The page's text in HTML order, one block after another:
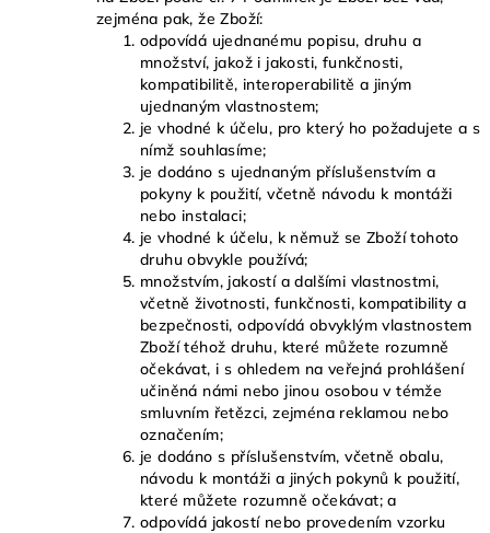
zejména pak, že Zboží:
odpovídá ujednanému popisu, druhu a
množství, jakož i jakosti, funkčnosti,
kompatibilitě, interoperabilitě a jiným
ujednaným vlastnostem;
je vhodné k účelu, pro který ho požadujete a s
nímž souhlasíme;
je dodáno s ujednaným příslušenstvím a
pokyny k použití, včetně návodu k montáži
nebo instalaci;
je vhodné k účelu, k němuž se Zboží tohoto
druhu obvykle používá;
množstvím, jakostí a dalšími vlastnostmi,
včetně životnosti, funkčnosti, kompatibility a
bezpečnosti, odpovídá obvyklým vlastnostem
Zboží téhož druhu, které můžete rozumně
očekávat, i s ohledem na veřejná prohlášení
učiněná námi nebo jinou osobou v témže
smluvním řetězci, zejména reklamou nebo
označením;
je dodáno s příslušenstvím, včetně obalu,
návodu k montáži a jiných pokynů k použití,
které můžete rozumně očekávat; a
odpovídá jakostí nebo provedením vzorku